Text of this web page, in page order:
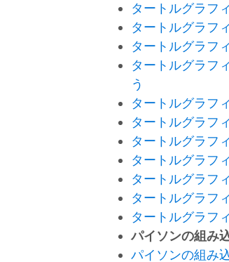
タートルグラフ
タートルグラフ
タートルグラフ
タートルグラフ
う
タートルグラフ
タートルグラフ
タートルグラフ
タートルグラフ
タートルグラフ
タートルグラフ
タートルグラフ
パイソンの組み
パイソンの組み